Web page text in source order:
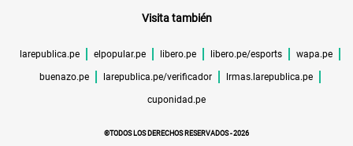
Visita también
larepublica.pe elpopular.pe libero.pe libero.pe/esports wapa.pe
buenazo.pe larepublica.pe/verificador lrmas.larepublica.pe
cuponidad.pe
©TODOS LOS DERECHOS RESERVADOS -2026